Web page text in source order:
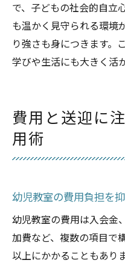
で、子どもの社会的自立
も温かく見守られる環境
り強さも身につきます。
学びや生活にも大きく活
費用と送迎に
用術
幼児教室の費用負担を
幼児教室の費用は入会金
加費など、複数の項目で
以上にかかることもあり